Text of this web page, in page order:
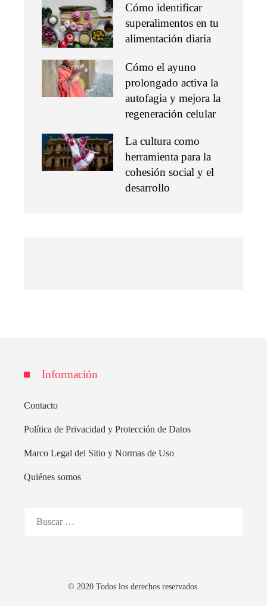
Cómo identificar
superalimentos en tu
alimentación diaria
Cómo el ayuno
prolongado activa la
autofagia y mejora la
regeneración celular
La cultura como
herramienta para la
cohesión social y el
desarrollo
Información
Contacto
Política de Privacidad y Protección de Datos
Marco Legal del Sitio y Normas de Uso
Quiénes somos
© 2020 Todos los derechos reservados.